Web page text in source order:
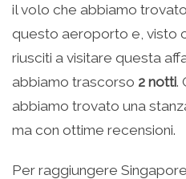
il volo che abbiamo
questo aeroporto e, visto
riusciti a visitare questa
abbiamo trascorso 2 notti.
abbiamo trovato una
ma con ottime recensioni.
Per raggiungere